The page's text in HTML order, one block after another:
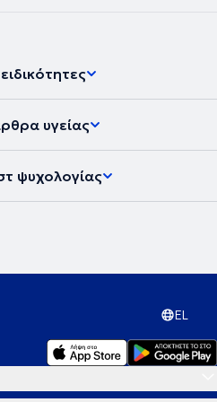
υγείας
ψυχολογίας
EL